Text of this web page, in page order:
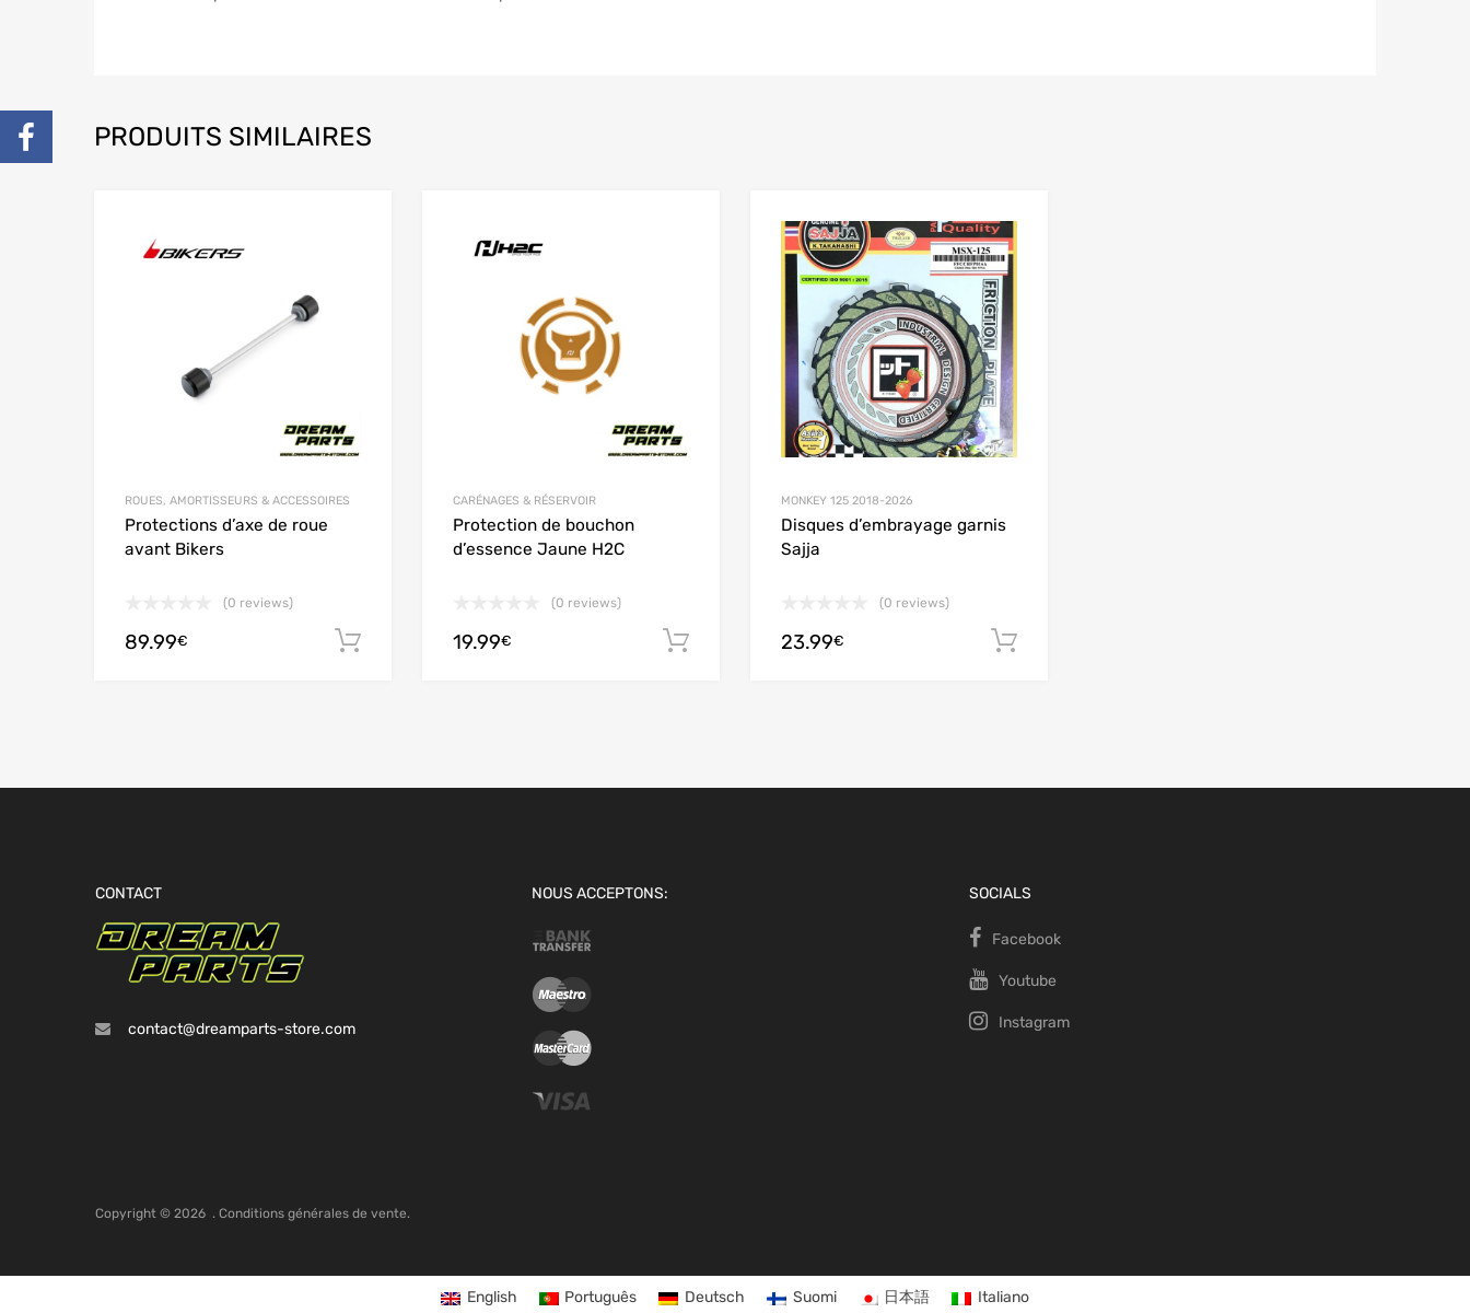
PRODUITS SIMILAIRES
ROUES, AMORTISSEURS & ACCESSOIRES
Protections d’axe de roue
avant Bikers
(0 reviews)
89.99€ Ajouter au panier
Add to Wishlist
Add to Compare
CARÉNAGES & RÉSERVOIR
Protection de bouchon
d’essence Jaune H2C
(0 reviews)
19.99€ Ajouter au panier
MONKEY 125 2018-2026
Disques d’embrayage garnis
Sajja
(0 reviews)
23.99€
CONTACT
contact@dreamparts-store.com
NOUS ACCEPTONS: SOCIALS
Facebook
Youtube
Instagram
Copyright © 2026 . Conditions générales de vente.
English Português Deutsch Suomi 日本語 Italiano